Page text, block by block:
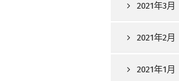
2021年3月
2021年2月
2021年1月